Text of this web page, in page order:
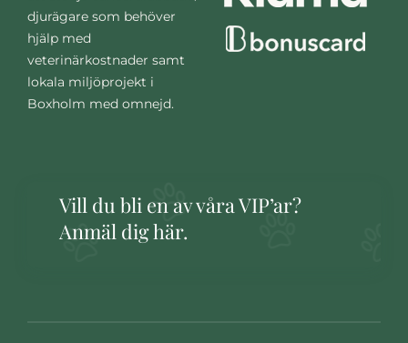
djurägare som behöver
hjälp med
veterinärkostnader samt
lokala miljöprojekt i
Boxholm med omnejd.
Vill du bli en av våra VIP’ar?
Anmäl dig här.